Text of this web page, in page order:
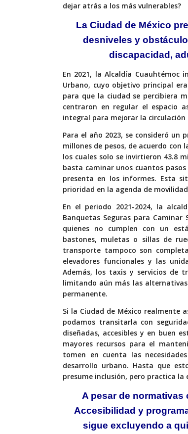
dejar atrás a los más vulnerables?
La Ciudad de México
desniveles y
discapacidad,
En 2021, la Alcaldía Cuauhtémoc
Urbano, cuyo objetivo principal
para que la ciudad se percibiera
centraron en regular el espacio
integral para mejorar la
Para el año 2023, se consideró un
millones de pesos, de acuerdo
los cuales solo se invirtieron 43.8
basta caminar unos cuantos
presenta en los informes. Esta
prioridad en la agenda de
En el periodo 2021-2024, la
Banquetas Seguras para Caminar
quienes no cumplen con un
bastones, muletas o sillas de
transporte tampoco son
elevadores funcionales y las
Además, los taxis y servicios de
limitando aún más las
permanente.
Si la Ciudad de México realmente
podamos transitarla con
diseñadas, accesibles y en buen
mayores recursos para el
tomen en cuenta las
desarrollo urbano. Hasta que
presume inclusión, pero practica la
A pesar de normativas
Accesibilidad y
sigue excluyendo a